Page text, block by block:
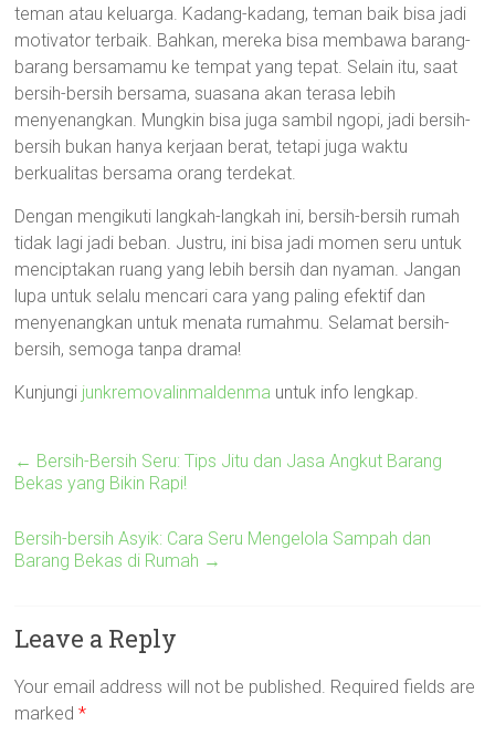
teman atau keluarga. Kadang-kadang, teman baik bisa jadi
motivator terbaik. Bahkan, mereka bisa membawa barang-
barang bersamamu ke tempat yang tepat. Selain itu, saat
bersih-bersih bersama, suasana akan terasa lebih
menyenangkan. Mungkin bisa juga sambil ngopi, jadi bersih-
bersih bukan hanya kerjaan berat, tetapi juga waktu
berkualitas bersama orang terdekat.
Dengan mengikuti langkah-langkah ini, bersih-bersih rumah
tidak lagi jadi beban. Justru, ini bisa jadi momen seru untuk
menciptakan ruang yang lebih bersih dan nyaman. Jangan
lupa untuk selalu mencari cara yang paling efektif dan
menyenangkan untuk menata rumahmu. Selamat bersih-
bersih, semoga tanpa drama!
Kunjungi junkremovalinmaldenma untuk info lengkap.
← Bersih-Bersih Seru: Tips Jitu dan Jasa Angkut Barang
Bekas yang Bikin Rapi!
Bersih-bersih Asyik: Cara Seru Mengelola Sampah dan
Barang Bekas di Rumah →
Leave a Reply
Your email address will not be published. Required fields are
marked*